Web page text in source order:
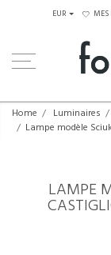
EUR MES
Home Luminaires
Lampe modèle
LAMPE